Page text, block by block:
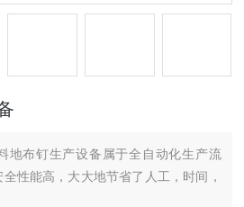
地布钉生产设备属于全自动化生产流
性能高，大大地节省了人工，时间，